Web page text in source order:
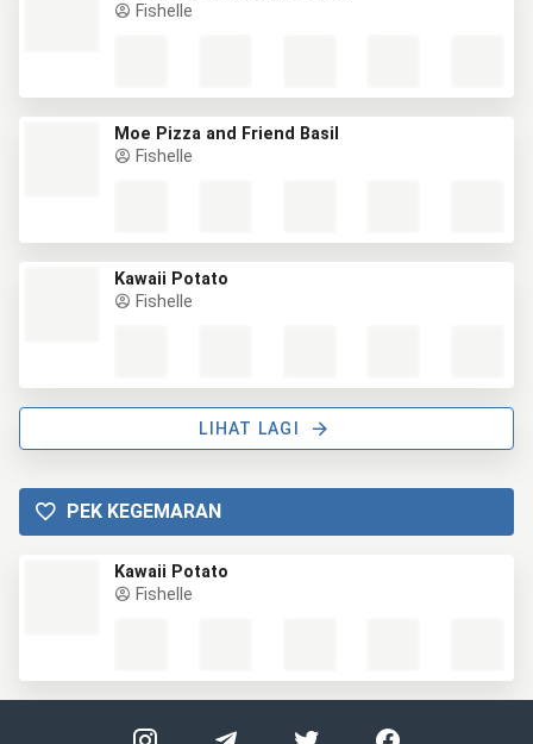
Fishelle
Moe Pizza and Friend Basil
Fishelle
Kawaii Potato
Fishelle
LIHAT LAGI
PEK KEGEMARAN
Kawaii Potato
Fishelle